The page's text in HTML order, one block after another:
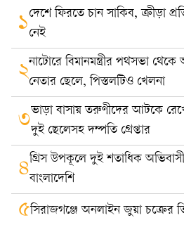
১দেশে ফিরতে চান সাকিব, ক্রীড়া
নেই
২নাটোরে বিমানমন্ত্রীর পথসভা
নেতার ছেলে, পিস্তলটিও খেলনা
৩ভাড়া বাসায় তরুণীদের আটকে
দুই ছেলেসহ দম্পতি গ্রেপ্তার
৪গ্রিস উপকূলে দুই শতাধিক
বাংলাদেশি
৫সিরাজগঞ্জে অনলাইন জুয়া চক্রের